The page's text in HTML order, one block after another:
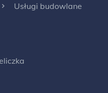
Usługi budowlane